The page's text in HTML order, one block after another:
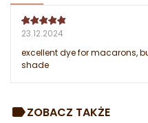
23.12.2024
excellent dye for macarons,
shade
ZOBACZ TAKŻE